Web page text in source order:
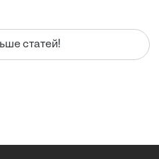
статей!